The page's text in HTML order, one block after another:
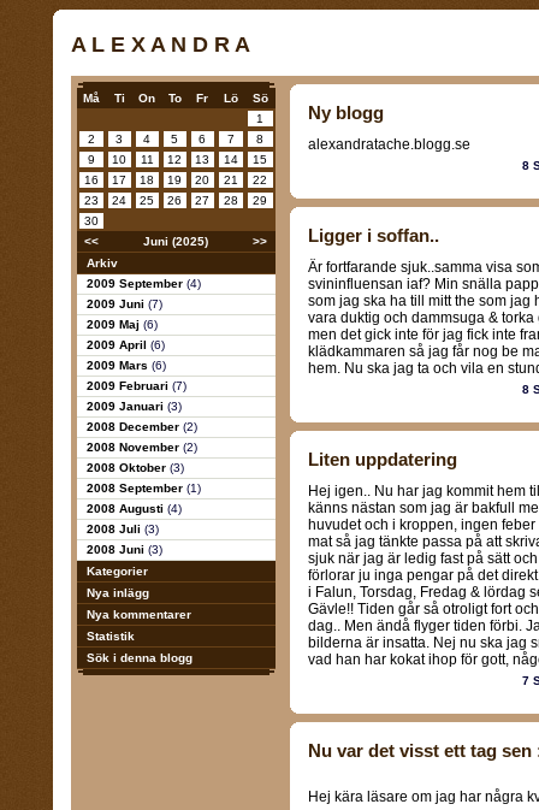
A L E X A N D R A
Må Ti On To Fr Lö
Sö
1
2
3 4 5 6 7
8
9
10 11 12 13 14
15
16
17 18 19 20 21
22
23
24 25 26 27 28
29
30
<<
Juni (2025)
>>
Arkiv
2009 September (4)
2009 Juni (7)
2009 Maj (6)
2009 April (6)
2009 Mars (6)
2009 Februari (7)
2009 Januari (3)
2008 December (2)
2008 November (2)
2008 Oktober (3)
2008 September (1)
2008 Augusti (4)
2008 Juli (3)
2008 Juni (3)
Kategorier
Nya inlägg
Nya kommentarer
Statistik
Sök i denna blogg
Ny blogg
alexandratache.blogg.se
8
Ligger i soffan..
Är fortfarande sjuk..samma visa
svininfluensan iaf? Min snälla
som jag ska ha till mitt the som jag
vara duktig och dammsuga &
men det gick inte för jag fick inte
klädkammaren så jag får nog be
hem. Nu ska jag ta och vila en
8
Liten uppdatering
Hej igen.. Nu har jag kommit hem
känns nästan som jag är bakfull
huvudet och i kroppen, ingen
mat så jag tänkte passa på att
sjuk när jag är ledig fast på sätt
förlorar ju inga pengar på det
i Falun, Torsdag, Fredag & lördag
Gävle!! Tiden går så otroligt fort
dag.. Men ändå flyger tiden förbi.
bilderna är insatta. Nej nu ska jag
vad han har kokat ihop för gott,
7
Nu var det visst ett tag sen
Hej kära läsare om jag har några